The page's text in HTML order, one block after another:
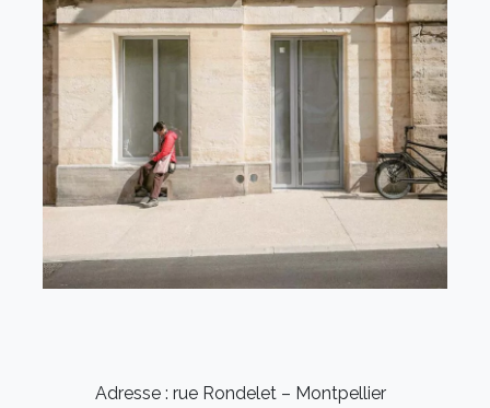
Adresse : rue Rondelet – Montpellier